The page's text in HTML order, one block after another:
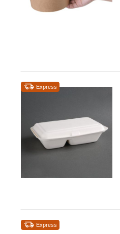
Express
Express